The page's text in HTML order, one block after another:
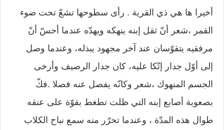
أخيرا ها هي ذي القرية . رأى سطوحها تشعّ تحت ضوء
القمر ،شعر أنّ ثقل إبنه ينهكه ويهدّه عندما أحسّ أنّ
مرفقيه يتقوّسان عند آخر مجهود يبذله، وعندما وصل
إلى أوّل جدار إتّكا عليه، كان جدار الرصيف وأرخى
الجسم المنهوك ،شعر وكانّه يفصل عنه فصلا .فكّ
بصعوبة أصابع إبنه التي ظلت تطغط بقوّة على عنقه
طوال هذه المدّة ، وعندما تحرّر منه سمع نباح الكلاب